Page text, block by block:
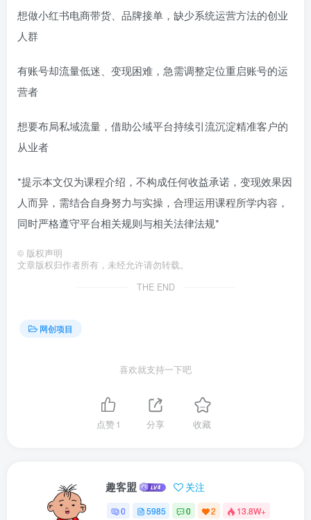
想做小红书电商带货、品牌接单，缺少系统运营方法的创业
人群
有账号却流量低迷、变现困难，急需调整定位重启账号的运
营者
想要布局私域流量，借助公域平台持续引流沉淀精准客户的
从业者
*提示本文仅为课程介绍，不构成任何收益承诺，变现效果因
人而异，需结合自身努力与实操，合理运用课程所学内容，
同时严格遵守平台相关规则与相关法律法规*
© 版权声明
文章版权归作者所有，未经允许请勿转载。
THE END
网创项目
喜欢就支持一下吧
点赞1 分享 收藏
趣客盟 关注
0 5985 0 2 13.8W+